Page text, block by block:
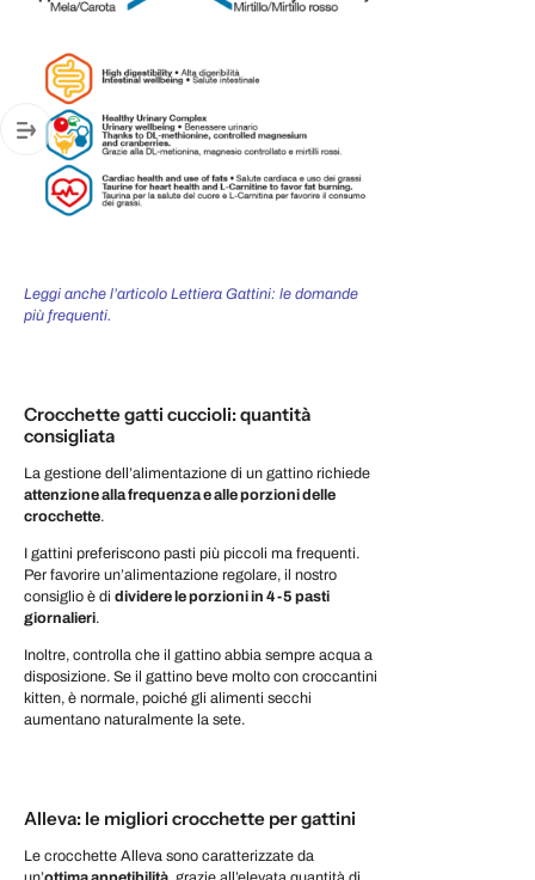
Leggi anche l’articolo Lettiera Gattini: le domande
più frequenti.
Crocchette gatti cuccioli: quantità
consigliata
La gestione dell’alimentazione di un gattino richiede
attenzione alla frequenza e alle porzioni delle
crocchette.
I gattini preferiscono pasti più piccoli ma frequenti.
Per favorire un’alimentazione regolare, il nostro
consiglio è di dividere le porzioni in 4-5 pasti
giornalieri.
Inoltre, controlla che il gattino abbia sempre acqua a
disposizione. Se il gattino beve molto con croccantini
kitten, è normale, poiché gli alimenti secchi
aumentano naturalmente la sete.
Alleva: le migliori crocchette per gattini
Le crocchette Alleva sono caratterizzate da